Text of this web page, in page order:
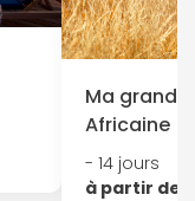
Ma
Africaine
- 14 jours
à partir de